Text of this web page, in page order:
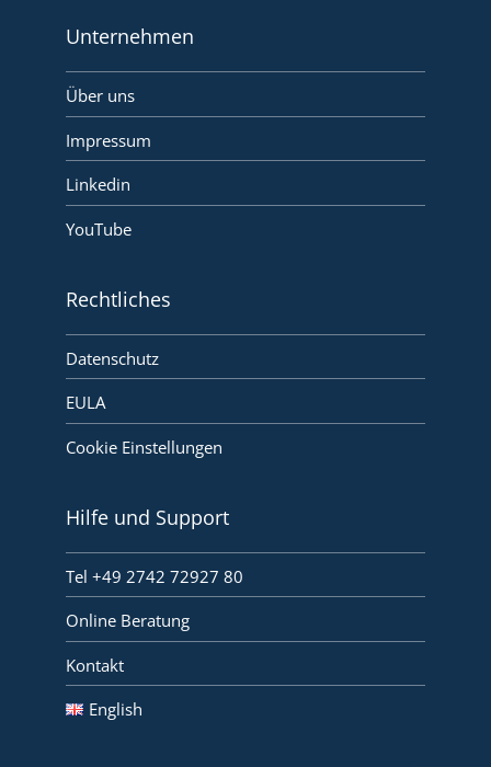
Unternehmen
Über uns
Impressum
Linkedin
YouTube
Rechtliches
Datenschutz
EULA
Cookie Einstellungen
Hilfe und Support
Tel +49 2742 72927 80
Online Beratung
Kontakt
English